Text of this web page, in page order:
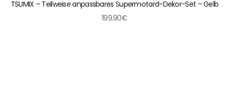
TSUMIX – Teilweise anpassbares Supermotard-Dekor-Set – Gelb
199.90€